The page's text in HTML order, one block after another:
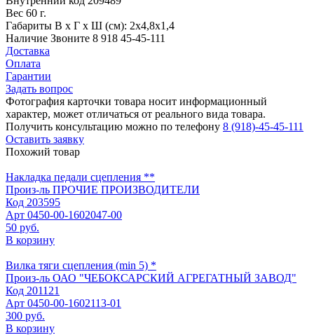
Вес 60 г.
Габариты В х Г х Ш (см): 2х4,8х1,4
Наличие Звоните 8 918 45-45-111
Доставка
Оплата
Гарантии
Задать вопрос
Фотография карточки товара носит информационный
характер, может отличаться от реального вида товара.
Получить консультацию можно по телефону 8 (918)-45-45-111
Оставить заявку
Похожий товар
Накладка педали сцепления **
Произ-ль ПРОЧИЕ ПРОИЗВОДИТЕЛИ
Код 203595
Арт 0450-00-1602047-00
50 руб.
В корзину
Вилка тяги сцепления (min 5) *
Произ-ль ОАО "ЧЕБОКСАРСКИЙ АГРЕГАТНЫЙ ЗАВОД"
Код 201121
Арт 0450-00-1602113-01
300 руб.
В корзину